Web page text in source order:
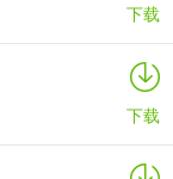
下载
下载